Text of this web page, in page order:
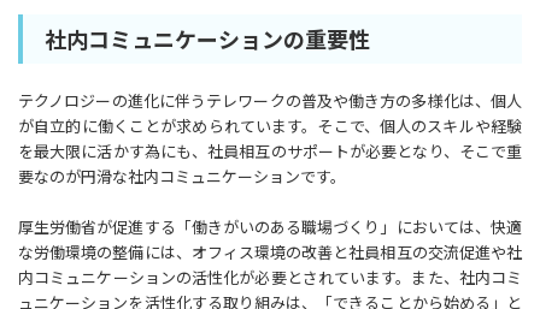
社内コミュニケーションの重要性
テクノロジーの進化に伴うテレワークの普及や働き方の多様化は、個人
が自立的に働くことが求められています。そこで、個人のスキルや経験
を最大限に活かす為にも、社員相互のサポートが必要となり、そこで重
要なのが円滑な社内コミュニケーションです。
厚生労働省が促進する「働きがいのある職場づくり」においては、快適
な労働環境の整備には、オフィス環境の改善と社員相互の交流促進や社
内コミュニケーションの活性化が必要とされています。また、社内コミ
ュニケーションを活性化する取り組みは、「できることから始める」と